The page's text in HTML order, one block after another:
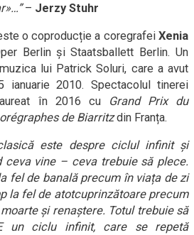
»…”– Jerzy Stuhr
o coproducție a coregrafeiXenia
Berlin și Staatsballett Berlin. Un
lui Patrick Soluri, care a avut
ianuarie 2010. Spectacolul tinerei
în 2016 cu
Grand Prix du
de Biarritzdin Franța.
este despre ciclul infinit și
ceva vine – ceva trebuie să plece.
fel de banală precum în viața de zi
la fel de atotcuprinzătoare precum
și renaștere. Totul trebuie să
un ciclu infinit, care se repetă